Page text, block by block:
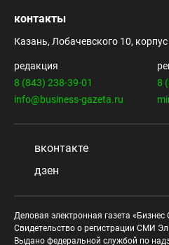
контакты
Казань, Лобачевского 10,
редакция
8 (843) 238-39-01
info@business-gazeta.ru
8
вконтакте
дзен
Деловая электронная газета «Бизнес
Свидетельство о регистрации СМИ
Выдано федеральной службой по